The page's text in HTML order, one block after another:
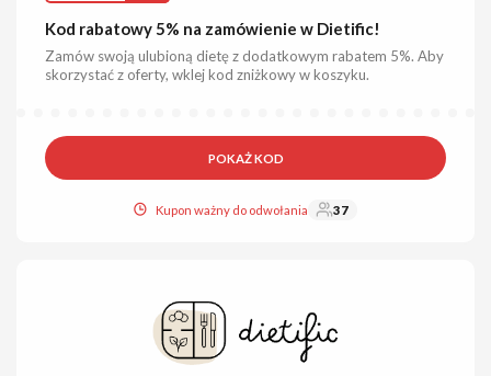
Kod rabatowy 5% na zamówienie w Dietific!
Zamów swoją ulubioną dietę z dodatkowym rabatem 5%. Aby
skorzystać z oferty, wklej kod zniżkowy w koszyku.
POKAŻ KOD
Kupon ważny do odwołania 37